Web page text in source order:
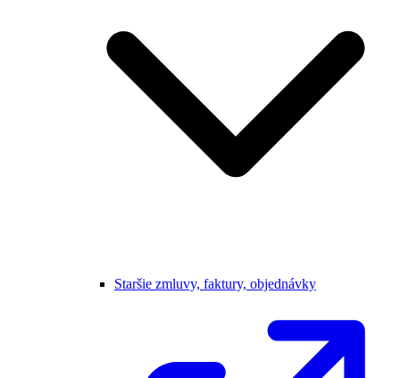
Staršie zmluvy, faktury, objednávky